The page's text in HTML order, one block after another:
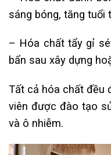
sáng bóng, tăng tuổi
– Hóa chất tẩy gỉ
bẩn sau xây dựng
Tất cả hóa chất đều
viên được đào tạo
và ô nhiễm.